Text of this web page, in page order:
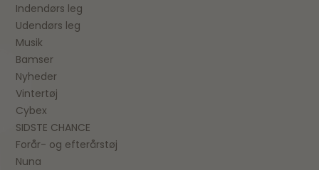
Indendørs leg
Udendørs leg
Musik
Bamser
Nyheder
Vintertøj
Cybex
SIDSTE CHANCE
Forår- og efterårstøj
Nuna